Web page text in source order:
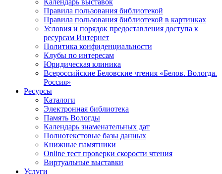
Календарь выставок
Правила пользования библиотекой
Правила пользования библиотекой в картинках
Условия и порядок предоставления доступа к
ресурсам Интернет
Политика конфиденциальности
Клубы по интересам
Юридическая клиника
Всероссийские Беловские чтения «Белов. Вологда.
Россия»
Ресурсы
Каталоги
Электронная библиотека
Память Вологды
Календарь знаменательных дат
Полнотекстовые базы данных
Книжные памятники
Online тест проверки скорости чтения
Виртуальные выставки
Услуги